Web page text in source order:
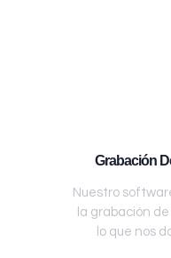
Grabación
Nuestro
la grabación
lo que nos